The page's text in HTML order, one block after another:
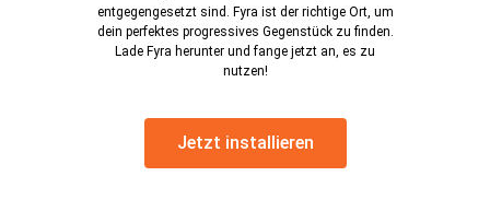
entgegengesetzt sind. Fyra ist der richtige Ort, um
dein perfektes progressives Gegenstück zu finden.
Lade Fyra herunter und fange jetzt an, es zu
nutzen!
Jetzt installieren